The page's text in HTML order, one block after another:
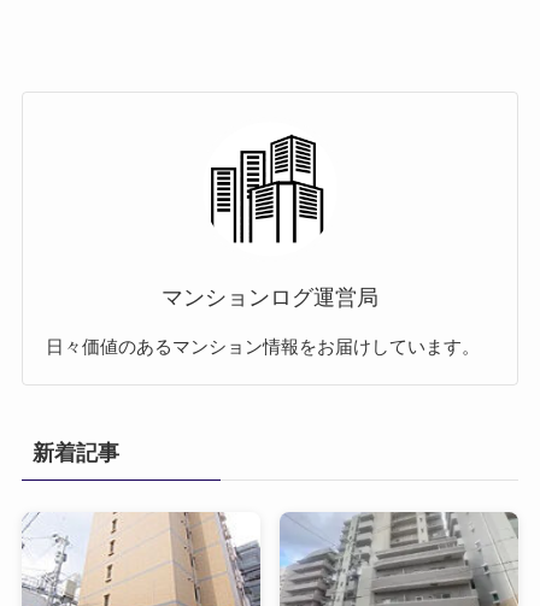
マンションログ運営局
日々価値のあるマンション情報をお届けしています。
新着記事